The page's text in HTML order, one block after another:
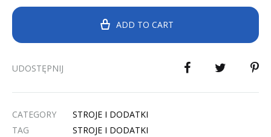
ADD TO CART
UDOSTĘPNIJ
CATEGORY
STROJE I DODATKI
TAG
STROJE I DODATKI